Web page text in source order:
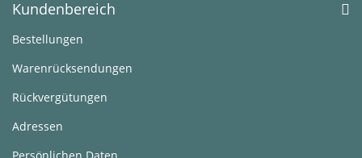
Kundenbereich
Bestellungen
Warenrücksendungen
Rückvergütungen
Adressen